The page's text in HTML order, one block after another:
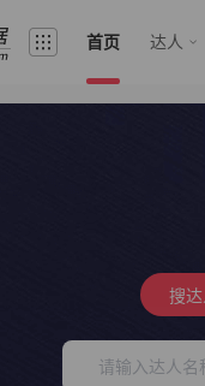
首页 达人
搜达